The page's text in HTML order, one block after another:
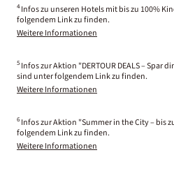
4 Infos zu unseren Hotels mit bis zu 100%
folgendem Link zu finden.
Weitere Informationen
5 Infos zur Aktion "DERTOUR DEALS – Spar
sind unter folgendem Link zu finden.
Weitere Informationen
6 Infos zur Aktion "Summer in the City – bis
folgendem Link zu finden.
Weitere Informationen